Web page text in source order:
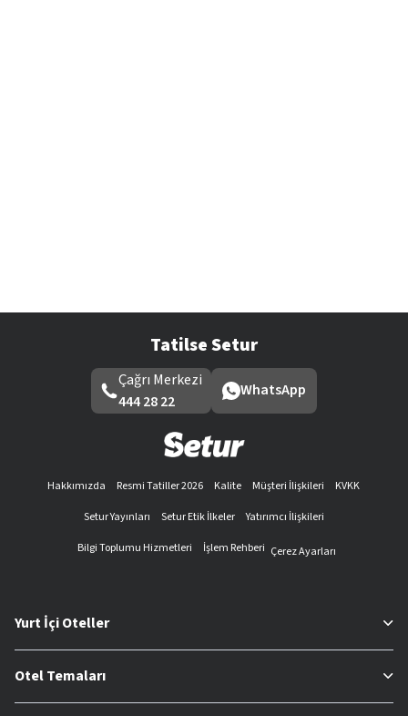
Tatilse Setur
Çağrı Merkezi
444 28 22
WhatsApp
Hakkımızda Resmi Tatiller 2026 Kalite Müşteri İlişkileri
KVKK
Setur Yayınları
Setur Etik İlkeler
Yatırımcı İlişkileri
Bilgi Toplumu Hizmetleri
İşlem Rehberi Çerez Ayarları
Yurt İçi Oteller
Otel Temaları